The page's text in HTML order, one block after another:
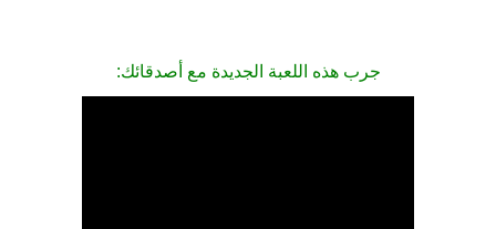
جرب هذه اللعبة الجديدة مع أصدقائك: